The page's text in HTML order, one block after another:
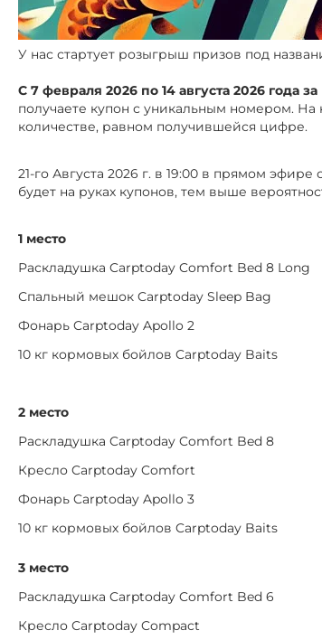
У нас стартует розыгрыш призов под
С 7 февраля 2026 по 14 августа 2026 года
получаете купон с уникальным номером.
количестве, равном получившейся цифре.
21-го Августа 2026 г. в 19:00 в прямом
будет на руках купонов, тем выше
1 место
Раскладушка Carptoday Comfort Bed 8 Long
Спальный мешок Carptoday Sleep Bag
Фонарь Carptoday Apollo 2
10 кг кормовых бойлов Carptoday Baits
2 место
Раскладушка Carptoday Comfort Bed 8
Кресло Carptoday Comfort
Фонарь Carptoday Apollo 3
10 кг кормовых бойлов Carptoday Baits
3 место
Раскладушка Carptoday Comfort Bed 6
Кресло Carptoday Compact